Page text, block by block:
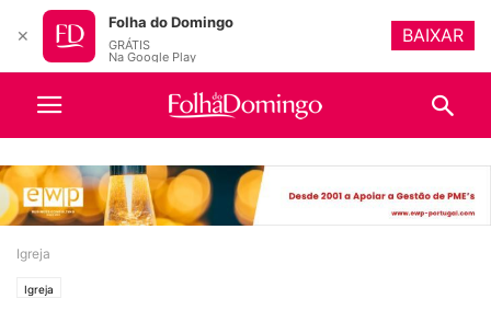
Igreja
Igreja
✕
Folha do Domingo
GRÁTIS
Na Google Play
BAIXAR